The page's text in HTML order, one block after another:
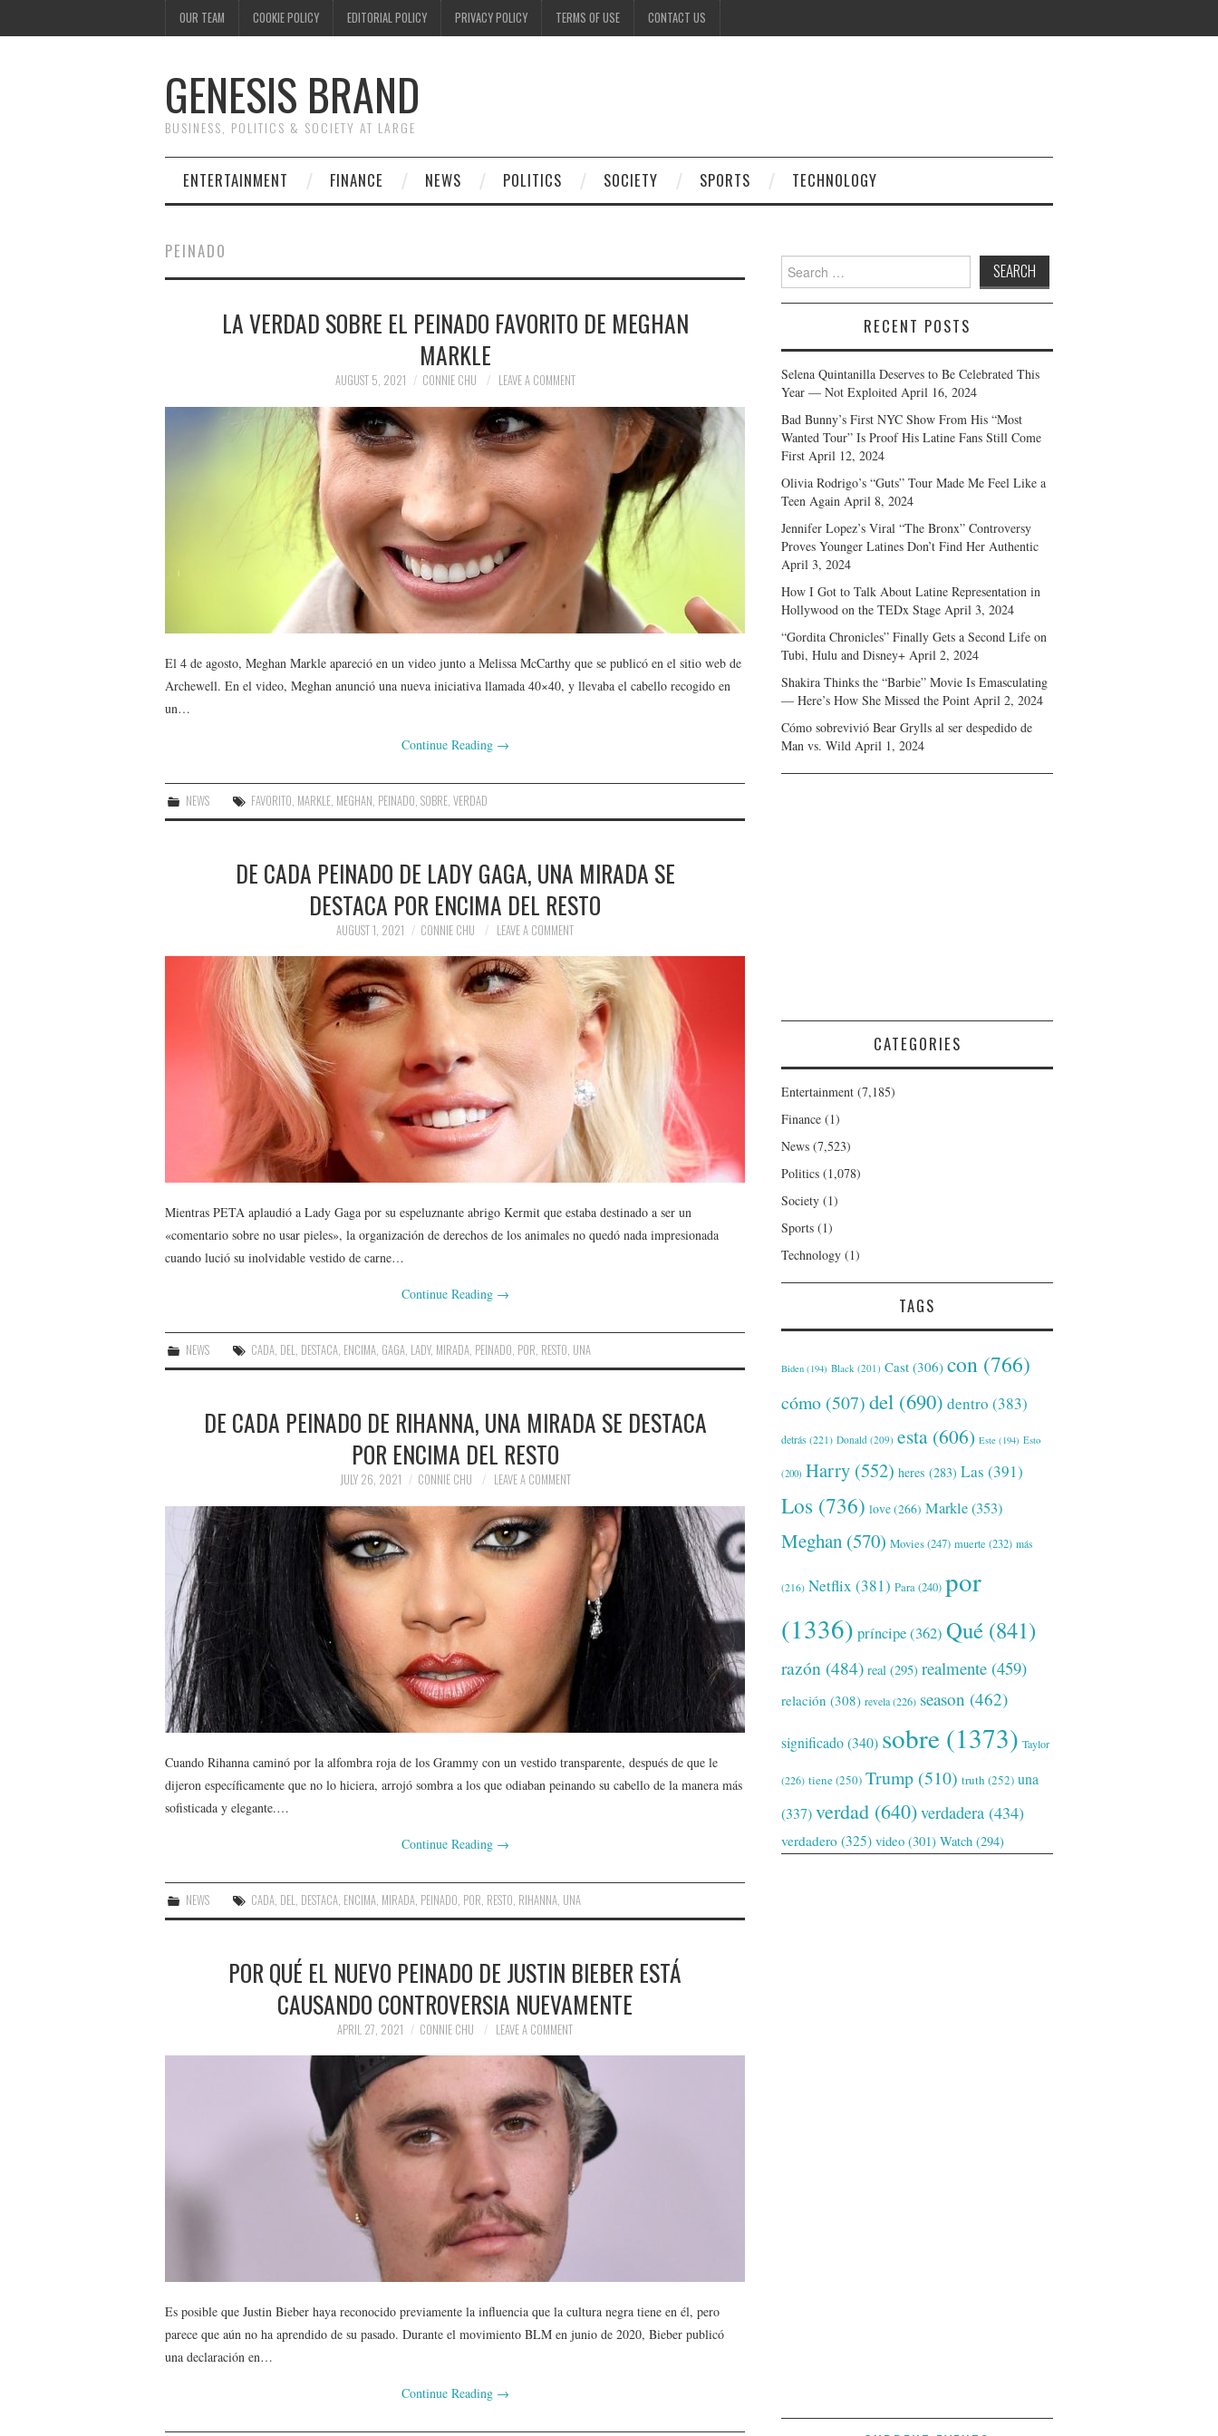
OUR TEAM COOKIE POLICY EDITORIAL POLICY PRIVACY POLICY TERMS OF USE CONTACT US
GENESIS BRAND
BUSINESS, POLITICS & SOCIETY AT LARGE
ENTERTAINMENT FINANCE NEWS POLITICS SOCIETY SPORTS TECHNOLOGY
PEINADO
LA VERDAD SOBRE EL PEINADO FAVORITO DE MEGHAN
MARKLE
AUGUST 5, 2021 CONNIE CHU LEAVE A COMMENT
El 4 de agosto, Meghan Markle apareció en un video junto a Melissa McCarthy que se publicó en el sitio web de
Archewell. En el video, Meghan anunció una nueva iniciativa llamada 40×40, y llevaba el cabello recogido en
un…
Continue Reading →
NEWS FAVORITO MARKLE MEGHAN PEINADO ,SOBRE ,VERDAD
DE CADA PEINADO DE LADY GAGA, UNA MIRADA SE
DESTACA POR ENCIMA DEL RESTO
AUGUST 1, 2021 CONNIE CHU LEAVE A COMMENT
Mientras PETA aplaudió a Lady Gaga por su espeluznante abrigo Kermit que estaba destinado a ser un
«comentario sobre no usar pieles», la organización de derechos de los animales no quedó nada impresionada
cuando lució su inolvidable vestido de carne…
Continue Reading →
NEWS CADA, DEL, DESTACA, ENCIMA, GAGA, LADY, MIRADA, PEINADO, POR, RESTO, UNA
DE CADA PEINADO DE RIHANNA, UNA MIRADA SE DESTACA
POR ENCIMA DEL RESTO
JULY 26, 2021 CONNIE CHU LEAVE A COMMENT
Cuando Rihanna caminó por la alfombra roja de los Grammy con un vestido transparente, después de que le
dijeron específicamente que no lo hiciera, arrojó sombra a los que odiaban peinando su cabello de la manera más
sofisticada y elegante.…
Continue Reading →
NEWS CADA DEL DESTACA ENCIMA MIRADA PEINADO POR RESTO RIHANNA UNA
POR QUÉ EL NUEVO PEINADO DE JUSTIN BIEBER ESTÁ
CAUSANDO CONTROVERSIA NUEVAMENTE
APRIL 27, 2021 CONNIE CHU LEAVE A COMMENT
Es posible que Justin Bieber haya reconocido previamente la influencia que la cultura negra tiene en él, pero
parece que aún no ha aprendido de su pasado. Durante el movimiento BLM en junio de 2020, Bieber publicó
una declaración en…
Continue Reading →
Search
for:
RECENT POSTS
Selena Quintanilla Deserves to Be Celebrated This
Year — Not Exploited April 16, 2024
Bad Bunny’s First NYC Show From His “Most
Wanted Tour” Is Proof His Latine Fans Still Come
First April 12, 2024
Olivia Rodrigo’s “Guts” Tour Made Me Feel Like a
Teen Again April 8, 2024
Jennifer Lopez’s Viral “The Bronx” Controversy
Proves Younger Latines Don’t Find Her Authentic
April 3, 2024
How I Got to Talk About Latine Representation in
Hollywood on the TEDx Stage April 3, 2024
“Gordita Chronicles” Finally Gets a Second Life on
Tubi, Hulu and Disney+ April 2, 2024
Shakira Thinks the “Barbie” Movie Is Emasculating
— Here’s How She Missed the Point April 2, 2024
Cómo sobrevivió Bear Grylls al ser despedido de
Man vs. Wild April 1, 2024
CATEGORIES
Entertainment (7,185)
Finance (1)
News (7,523)
Politics (1,078)
Society (1)
Sports (1)
Technology (1)
TAGS
Biden (194) Black (201) Cast (306) con (766)
cómo (507)del (690) dentro (383)
detrás (221) Donald (209) esta (606) Este (194) Esto
(200) Harry (552) heres (283) Las (391)
Los (736) love(266) Markle(353)
Meghan (570) Movies(247) muerte (232) más
(216) Netflix (381) Para(240) por
(1336) príncipe(362) Qué (841)
razón (484) real (295) realmente (459)
relación (308) revela(226) season (462)
significado(340) sobre (1373) Taylor
(226) tiene(250) Trump (510) truth (252) una
(337)verdad (640)verdadera (434)
verdadero (325) video (301) Watch (294)